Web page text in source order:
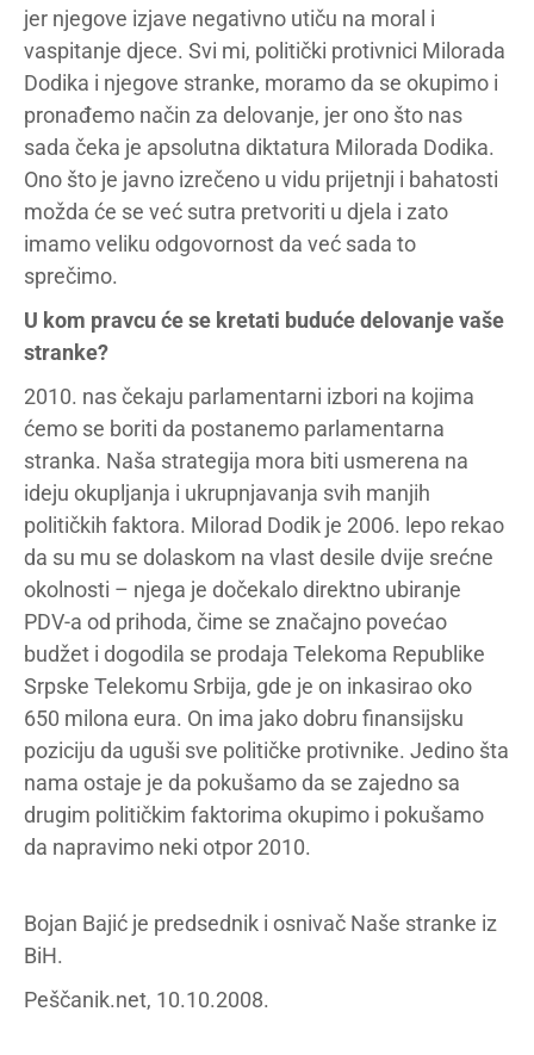
jer njegove izjave negativno utiču na moral i
vaspitanje djece. Svi mi, politički protivnici Milorada
Dodika i njegove stranke, moramo da se okupimo i
pronađemo način za delovanje, jer ono što nas
sada čeka je apsolutna diktatura Milorada Dodika.
Ono što je javno izrečeno u vidu prijetnji i bahatosti
možda će se već sutra pretvoriti u djela i zato
imamo veliku odgovornost da već sada to
sprečimo.
U kom pravcu će se kretati buduće delovanje vaše
stranke?
2010. nas čekaju parlamentarni izbori na kojima
ćemo se boriti da postanemo parlamentarna
stranka. Naša strategija mora biti usmerena na
ideju okupljanja i ukrupnjavanja svih manjih
političkih faktora. Milorad Dodik je 2006. lepo rekao
da su mu se dolaskom na vlast desile dvije srećne
okolnosti – njega je dočekalo direktno ubiranje
PDV-a od prihoda, čime se značajno povećao
budžet i dogodila se prodaja Telekoma Republike
Srpske Telekomu Srbija, gde je on inkasirao oko
650 milona eura. On ima jako dobru finansijsku
poziciju da uguši sve političke protivnike. Jedino šta
nama ostaje je da pokušamo da se zajedno sa
drugim političkim faktorima okupimo i pokušamo
da napravimo neki otpor 2010.
Bojan Bajić je predsednik i osnivač Naše stranke iz
BiH.
Peščanik.net, 10.10.2008.